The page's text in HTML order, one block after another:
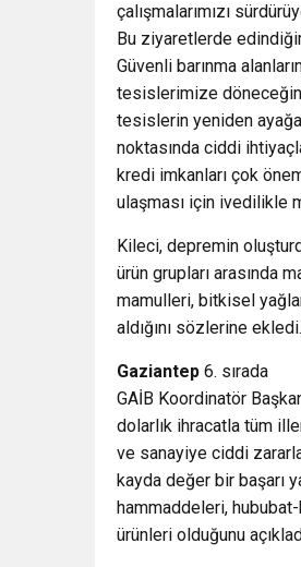
çalışmalarımızı
Bu ziyaretlerde
Güvenli barınma
tesislerimize
tesislerin yeniden
noktasında ciddi
kredi imkanları çok
ulaşması için ivedilikle
Kileci, depremin
ürün grupları arasında
mamulleri, bitkisel
aldığını sözlerine ekledi.
Gaziantep 6. sırada
GAİB Koordinatör
dolarlık ihracatla tüm
ve sanayiye ciddi
kayda değer bir başarı
hammaddeleri,
ürünleri olduğunu